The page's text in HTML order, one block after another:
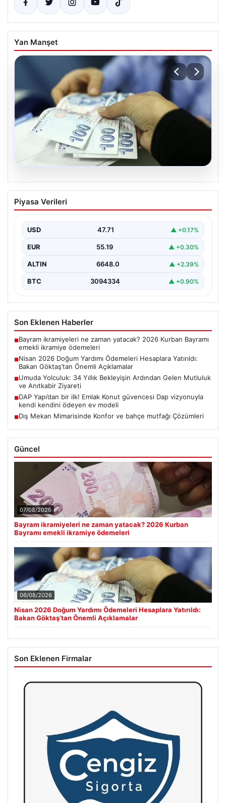
Yan Manşet
06.08.2026
Nisan 2026 Doğum Yardımı Ödemeleri
Hesaplara Yatırıldı: Bakan Göktaş’tan
Nisan ayı doğum yardımı ödemeleri, ihtiyaç sahibi aileler
Piyasa Verileri
USD 47.71 ▲ +0.17%
EUR 55.19 ▲ +0.30%
ALTIN 6648.0 ▲ +2.39%
BTC 3094334 ▲ +0.90%
Son Eklenen Haberler
■Bayram ikramiyeleri ne zaman yatacak? 2026 Kurban Bayramı
emekli ikramiye ödemeleri
■Nisan 2026 Doğum Yardımı Ödemeleri Hesaplara Yatırıldı:
Bakan Göktaş’tan Önemli Açıklamalar
■Umuda Yolculuk: 34 Yıllık Bekleyişin Ardından Gelen Mutluluk
ve Anıtkabir Ziyareti
■DAP Yapı’dan bir ilk! Emlak Konut güvencesi Dap vizyonuyla
kendi kendini ödeyen ev modeli
■Dış Mekan Mimarisinde Konfor ve bahçe mutfağı Çözümleri
Güncel
07/08/2026
Bayram ikramiyeleri ne zaman yatacak? 2026 Kurban
Bayramı emekli ikramiye ödemeleri
06/08/2026
Nisan 2026 Doğum Yardımı Ödemeleri Hesaplara Yatırıldı:
Bakan Göktaş’tan Önemli Açıklamalar
Son Eklenen Firmalar